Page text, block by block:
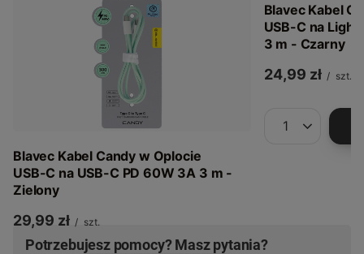
Blavec Kabel Candy w Oplocie
USB-C na USB-C PD 60W 3A 3 m -
Zielony
29,99 zł / szt.
Blavec Kabel
USB-C na
3 m - Czarny
24,99 zł / szt.
Ilość
Potrzebujesz pomocy? Masz pytania?